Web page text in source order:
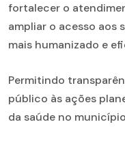
fortalecer o
ampliar o acesso aos
mais humanizado e
Permitindo
público às ações
da saúde no